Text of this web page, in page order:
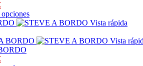
Vista rápida
Vista